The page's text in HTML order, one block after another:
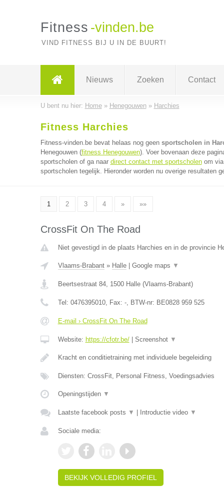
Fitness -vinden.be
VIND FITNESS BIJ U IN DE BUURT!
Nieuws Zoeken Contact
U bent nu hier: Home» Henegouwen» Harchies
Fitness Harchies
Fitness-vinden.be bevat helaas nog geen sportscholen in
Henegouwen (fitness Henegouwen). Voer bovenaan deze
sportscholen of ga naar direct contact met sportscholenom via
sportscholen tegelijk. Hieronder worden nu overige resultaten
1 2 3 4 » »»
CrossFit On The Road
Niet gevestigd in de plaats Harchies en in de provincie
Vlaams-Brabant» Halle| Google maps ▼
Beertsestraat 84, 1500 Halle(Vlaams-Brabant)
Tel: 0476395010, Fax: -, BTW-nr: BE0828 959 525
E-mail › CrossFit On The Road
Website: https://cfotr.be/| Screenshot ▼
Kracht en conditietraining met individuele begeleiding
Diensten: CrossFit, Personal Fitness, Voedingsadvies
Openingstijden ▼
Laatste facebook posts ▼ Introductie video ▼
Sociale media:
BEKIJK VOLLEDIG PROFIEL